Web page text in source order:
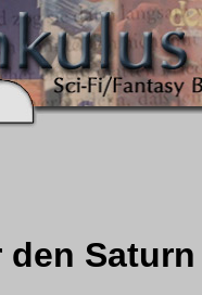
den Saturn